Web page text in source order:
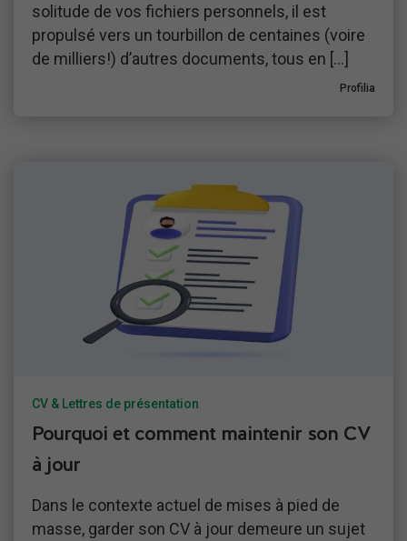
solitude de vos fichiers personnels, il est
propulsé vers un tourbillon de centaines (voire
de milliers!) d’autres documents, tous en […]
Profilia
CV & Lettres de présentation
Pourquoi et comment maintenir son CV
à jour
Dans le contexte actuel de mises à pied de
masse, garder son CV à jour demeure un sujet